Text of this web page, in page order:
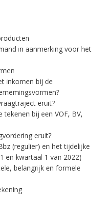
in aanmerking voor het
inkomen bij de
eruit?
tekenen bij een VOF, BV,
eruit?
(regulier) en het tijdelijke
en kwartaal 1 van 2022)
belangrijk en formele